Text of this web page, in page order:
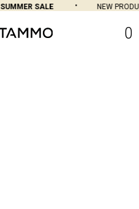
SUMMER SALE NEW
0